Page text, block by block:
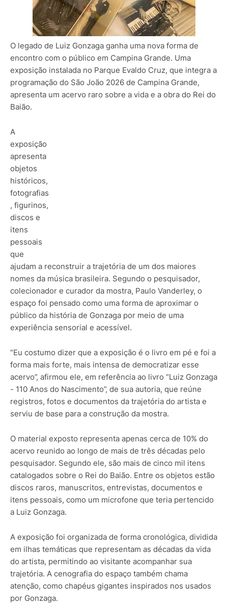
O legado de Luiz Gonzaga ganha uma nova forma de
encontro com o público em Campina Grande. Uma
exposição instalada no Parque Evaldo Cruz, que integra a
programação do São João 2026 de Campina Grande,
apresenta um acervo raro sobre a vida e a obra do Rei do
Baião.
A
exposição
apresenta
objetos
históricos,
fotografias
, figurinos,
discos e
itens
pessoais
que
ajudam a reconstruir a trajetória de um dos maiores
nomes da música brasileira. Segundo o pesquisador,
colecionador e curador da mostra, Paulo Vanderley, o
espaço foi pensado como uma forma de aproximar o
público da história de Gonzaga por meio de uma
experiência sensorial e acessível.
“Eu costumo dizer que a exposição é o livro em pé e foi a
forma mais forte, mais intensa de democratizar esse
acervo”, afirmou ele, em referência ao livro “Luiz Gonzaga
- 110 Anos do Nascimento”, de sua autoria, que reúne
registros, fotos e documentos da trajetória do artista e
serviu de base para a construção da mostra.
O material exposto representa apenas cerca de 10% do
acervo reunido ao longo de mais de três décadas pelo
pesquisador. Segundo ele, são mais de cinco mil itens
catalogados sobre o Rei do Baião. Entre os objetos estão
discos raros, manuscritos, entrevistas, documentos e
itens pessoais, como um microfone que teria pertencido
a Luiz Gonzaga.
A exposição foi organizada de forma cronológica, dividida
em ilhas temáticas que representam as décadas da vida
do artista, permitindo ao visitante acompanhar sua
trajetória. A cenografia do espaço também chama
atenção, como chapéus gigantes inspirados nos usados
por Gonzaga.